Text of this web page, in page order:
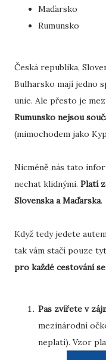
Maďarsko
Rumunsko
Česká republika,
Bulharsko mají jedno
unie. Ale přesto je
Rumunsko nejsou
(mimochodem jako
Nicméně nás tato
nechat klidnými. Platí
Slovenska a Maďarska.
Když tedy jedete
tak vám stačí pouze
pro každé cestování
Pas zvířete v
mezinárodní
neplatí). Vzor